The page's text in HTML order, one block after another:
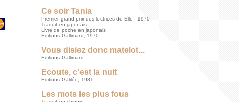
Ce soir Tania
Premier grand prix des lectrices de Elle - 1970
Traduit en japonais
Livre de poche en japonais
Editions Gallimard, 1970
Vous disiez donc matelot...
Editions Gallimard
Ecoute, c'est la nuit
Editions Galilée, 1981
Les mots les plus fous